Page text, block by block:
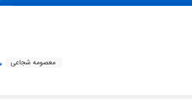
معصومه شجاعی